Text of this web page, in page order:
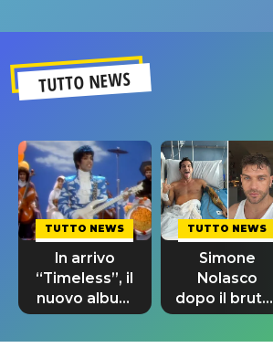
TUTTO NEWS
TUTTO NEWS
In arrivo
“Timeless”, il
nuovo album
di Prince con
10 brani
TUTTO NEWS
Simone
Nolasco
dopo il brutto
incidente:
"Sono così